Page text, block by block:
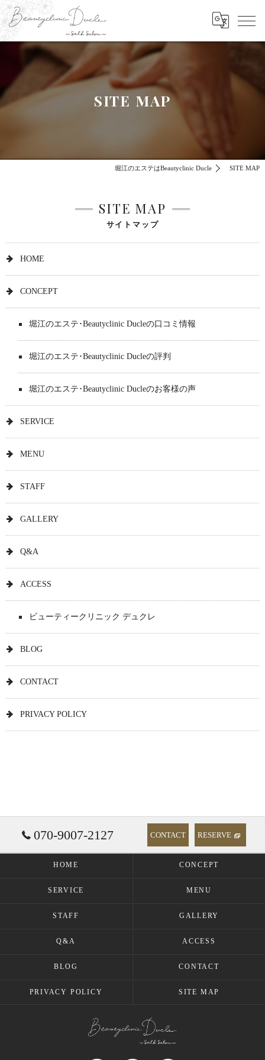
SITE MAP
堀江のエステはBeautyclinic Ducle SITE MAP
サイトマップ
SITE MAP
HOME
CONCEPT
堀江のエステ･Beautyclinic Ducleの口コミ情報
堀江のエステ･Beautyclinic Ducleの評判
堀江のエステ･Beautyclinic Ducleのお客様の声
SERVICE
MENU
STAFF
GALLERY
Q&A
ACCESS
ビューティークリニック デュクレ
BLOG
CONTACT
PRIVACY POLICY
070-9007-2127 CONTACT RESERVE
HOME CONCEPT
SERVICE MENU
STAFF GALLERY
Q&A ACCESS
BLOG CONTACT
PRIVACY POLICY SITE MAP